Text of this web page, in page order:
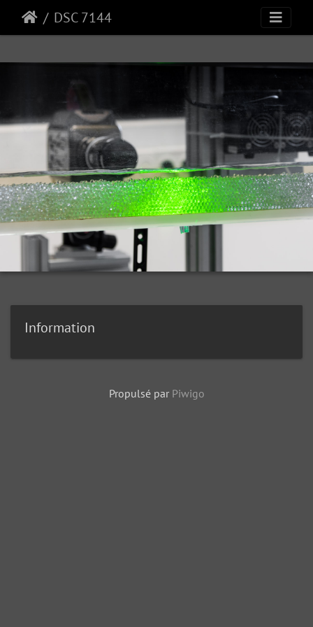
DSC 7144
Information
Propulsé par Piwigo